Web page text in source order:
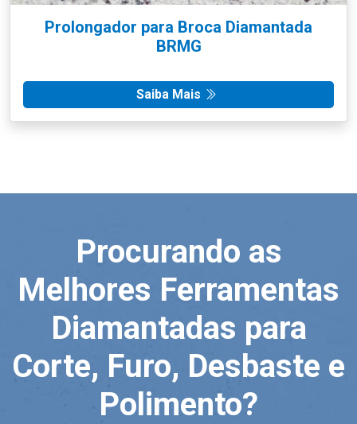
Prolongador para Broca Diamantada
BRMG
Saiba Mais
Procurando as
Melhores Ferramentas
Diamantadas para
Corte, Furo, Desbaste e
Polimento?